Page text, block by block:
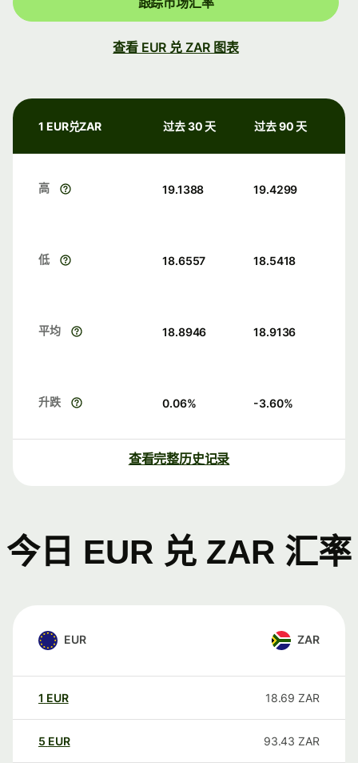
查看 EUR 兑 ZAR 图表
1 EUR兑ZAR 过去 30 天 过去 90 天
高 19.1388 19.4299
低 18.6557 18.5418
平均 18.8946 18.9136
升跌 0.06% -3.60%
查看完整历史记录
今日 EUR 兑 ZAR 汇率
EUR ZAR
1 EUR 18.69 ZAR
5 EUR 93.43 ZAR